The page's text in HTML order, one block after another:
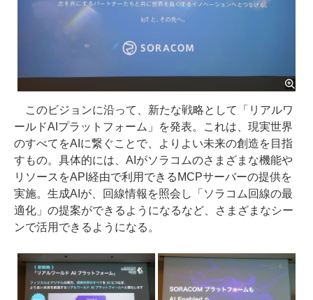
このビジョンに沿って、新たな戦略として「リアルワ
ールドAIプラットフォーム」を発表。これは、現実世界
のすべてをAIに繋ぐことで、よりよい未来の創造を目指
すもの。具体的には、AIがソラコムのさまざまな機能や
リソースをAPI経由で利用できるMCPサーバーの提供を
実施。生成AIが、回線情報を照会し「ソラコム回線の最
適化」の提案ができるようになるなど、さまざまなシー
ンで活用できるようになる。